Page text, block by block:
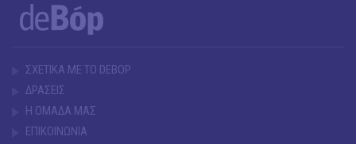
ΣΧΕΤΙΚΑ ΜΕ ΤΟ DEBOP
ΔΡΑΣΕΙΣ
Η ΟΜΑΔΑ ΜΑΣ
ΕΠΙΚΟΙΝΩΝΙΑ